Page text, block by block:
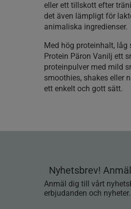
eller ett tillskott efter
det även lämpligt för
animaliska ingredienser.
Med hög proteinhalt,
Protein Päron Vanilj ett
proteinpulver med mild
smoothies, shakes eller
ett enkelt och gott sätt.
Nyhetsbrev!
Anmäl dig till vårt
erbjudanden och nyheter.